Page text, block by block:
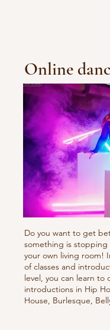
Online
Do you want to get
something is stopping
your own living room!
of classes and
level, you can learn to
introductions in Hip
House, Burlesque,